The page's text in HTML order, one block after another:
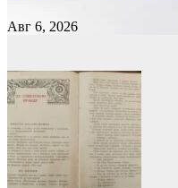
Авг 6, 2026